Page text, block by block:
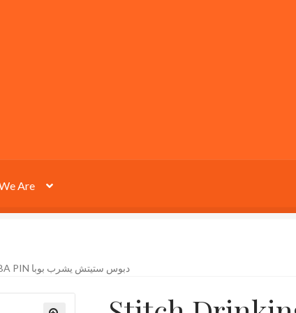
Are
STITCH DRINKING BOBA PIN دبوس ستيتش يشرب بوبا